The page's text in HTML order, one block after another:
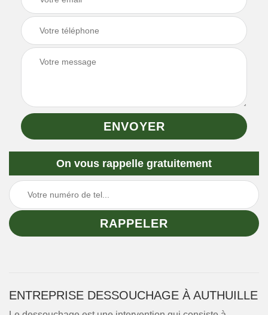
On vous rappelle gratuitement
ENTREPRISE DESSOUCHAGE À AUTHUILLE